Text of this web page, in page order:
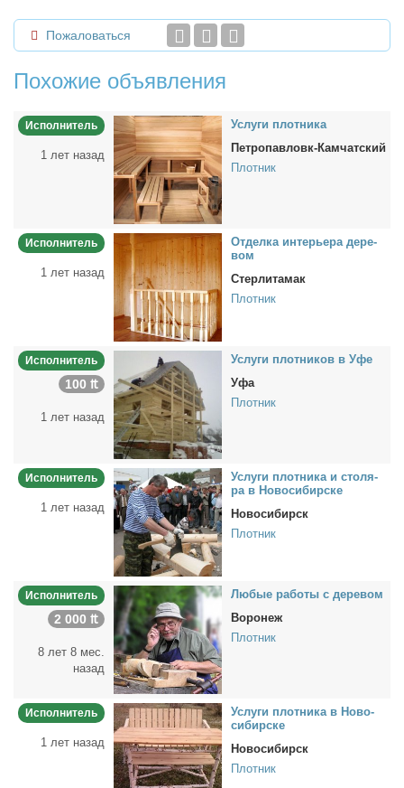
Пожаловаться
Похожие объявления
Исполнитель
1 лет назад
Услу­ги плот­ни­ка
Петропавловк-Камчатский
Плотник
Исполнитель
1 лет назад
От­дел­ка ин­те­рье­ра де­ре­
вом
Стерлитамак
Плотник
Исполнитель
100 ₶
1 лет назад
Услу­ги плот­ни­ков в Уфе
Уфа
Плотник
Исполнитель
1 лет назад
Услу­ги плот­ни­ка и сто­ля­
ра в Но­во­си­бир­ске
Новосибирск
Плотник
Исполнитель
2 000 ₶
8 лет 8 мес.
назад
Лю­бые ра­бо­ты с де­ре­вом
Воронеж
Плотник
Исполнитель
1 лет назад
Услу­ги плот­ни­ка в Но­во­
си­бир­ске
Новосибирск
Плотник